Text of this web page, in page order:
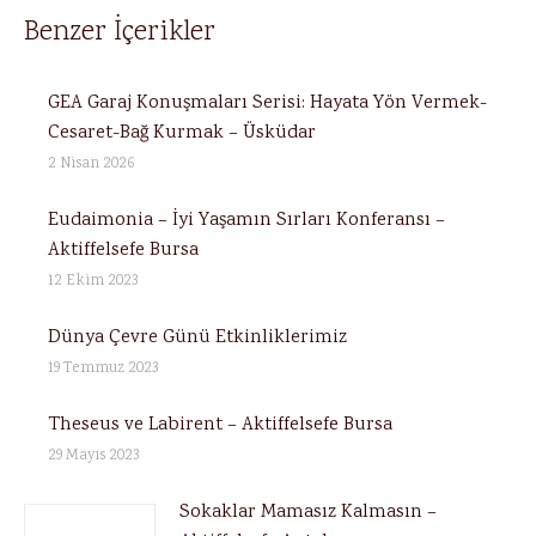
Benzer İçerikler
GEA Garaj Konuşmaları Serisi: Hayata Yön Vermek-
Cesaret-Bağ Kurmak – Üsküdar
2 Nisan 2026
Eudaimonia – İyi Yaşamın Sırları Konferansı –
Aktiffelsefe Bursa
12 Ekim 2023
Dünya Çevre Günü Etkinliklerimiz
19 Temmuz 2023
Theseus ve Labirent – Aktiffelsefe Bursa
29 Mayıs 2023
Sokaklar Mamasız Kalmasın –